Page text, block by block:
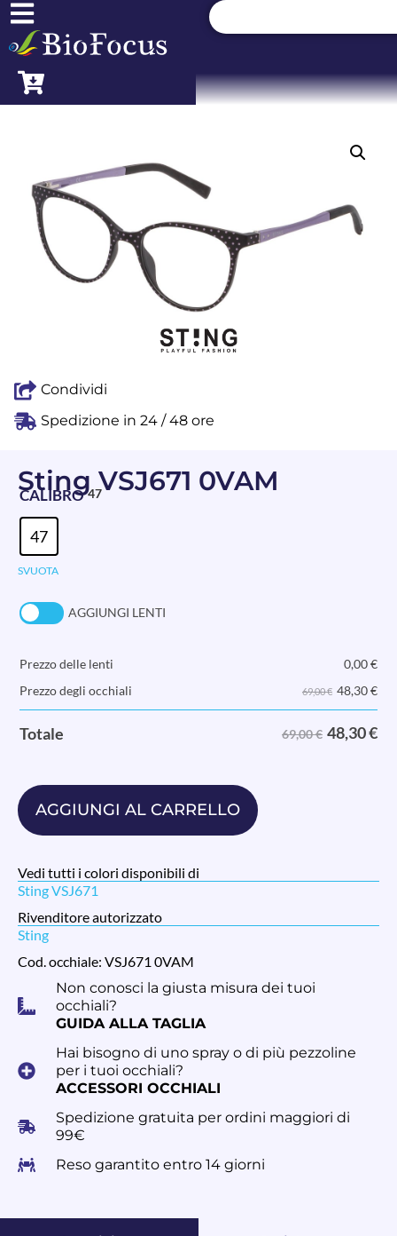
Condividi
Spedizione in 24 / 48 ore
Sting VSJ671 0VAM
CALIBRO 47
47
SVUOTA
AGGIUNGI LENTI
Prezzo delle lenti 0,00€
Prezzo degli occhiali
69,00 € 48,30€
Totale 69,00 € 48,30€
AGGIUNGI AL CARRELLO
Vedi tutti i colori disponibili di
Sting VSJ671
Rivenditore autorizzato
Sting
Cod. occhiale: VSJ671 0VAM
Non conosci la giusta misura dei tuoi
occhiali?
GUIDA ALLA TAGLIA
Hai bisogno di uno spray o di più pezzoline
per i tuoi occhiali?
ACCESSORI OCCHIALI
Spedizione gratuita per ordini maggiori di
99€
Reso garantito entro 14 giorni